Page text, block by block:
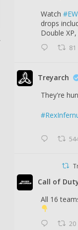
Watch
drops
Double
81
Treyarch
They're
Call of
All 16
20